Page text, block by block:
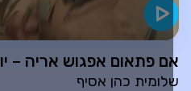
פתאום אפגוש אריה –
כהן אסיף